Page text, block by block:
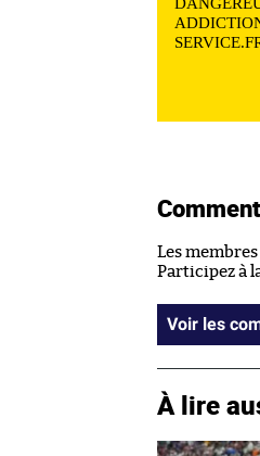
Les
Participez à
Voir
À lire